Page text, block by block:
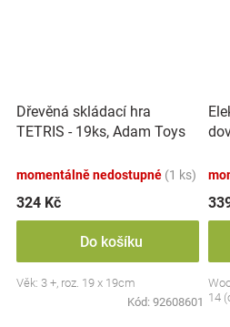
Dřevěná skládací hra
TETRIS - 19ks, Adam Toys
momentálně nedostupné (1 ks)
324 Kč
Do košíku
Věk: 3 +, roz. 19 x 19cm
Kód: 92608601 14